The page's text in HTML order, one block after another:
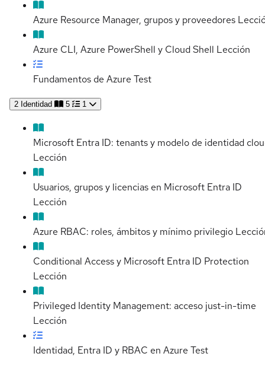
Azure Resource Manager, grupos y proveedores
Azure CLI, Azure PowerShell y Cloud Shell Lección
Fundamentos de Azure Test
2 Identidad 5 1
Microsoft Entra ID: tenants y modelo de identidad
Lección
Usuarios, grupos y licencias en Microsoft Entra ID
Lección
Azure RBAC: roles, ámbitos y mínimo privilegio
Conditional Access y Microsoft Entra ID Protection
Lección
Privileged Identity Management: acceso just-in-time
Lección
Identidad, Entra ID y RBAC en Azure Test